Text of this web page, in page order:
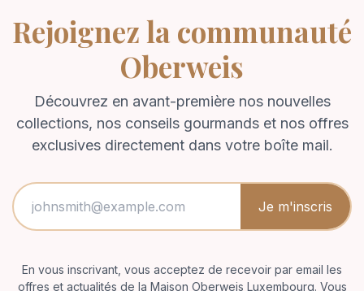
Rejoignezla communauté
Oberweis
Découvrez en avant-première nos nouvelles
collections, nos conseils gourmands et nos offres
exclusives directement dans votre boîte mail.
Je m'inscris
En vous inscrivant, vous acceptez de recevoir par email les
offres et actualités de la Maison Oberweis Luxembourg. Vous